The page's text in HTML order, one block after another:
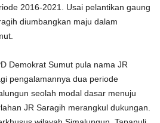
2016-2021. Usai pelantikan gaung
diumbangkan maju dalam
Demokrat Sumut pula nama JR
pengalamannya dua periode
seolah modal dasar menuju
JR Saragih merangkul dukungan.